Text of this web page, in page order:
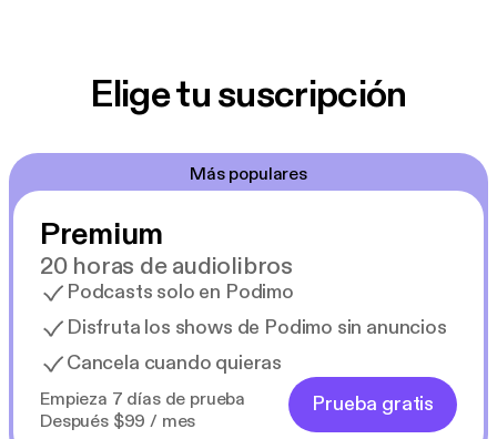
Elige tu suscripción
Más populares
Premium
20 horas de audiolibros
Podcasts solo en Podimo
Disfruta los shows de Podimo sin anuncios
Cancela cuando quieras
Empieza 7 días de prueba
Después $99 / mes
Prueba gratis